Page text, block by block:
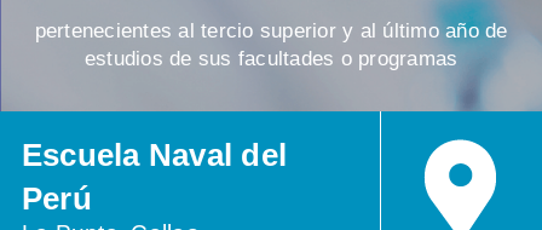
pertenecientes al tercio superior y al último año de
estudios de sus facultades o programas
Escuela Naval del
Perú